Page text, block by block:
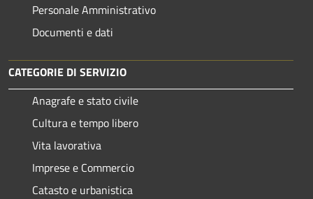
Personale Amministrativo
Documenti e dati
CATEGORIE DI SERVIZIO
Anagrafe e stato civile
Cultura e tempo libero
Vita lavorativa
Imprese e Commercio
Catasto e urbanistica